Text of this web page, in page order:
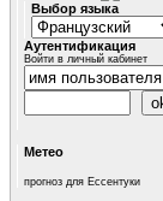
Выбор языка
Аутентификация
Войти в личный кабинет
Метео
прогноз для Ессентуки